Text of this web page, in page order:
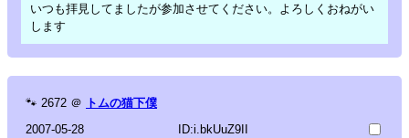
いつも拝見してましたが参加させてください。よろしくおねがい
します
🐾 2672 ＠ トムの猫下僕
2007-05-28
ID:i.bkUuZ9II